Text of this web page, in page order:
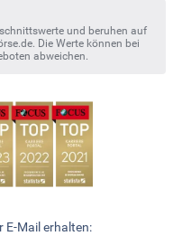
und beruhen auf
Die Werte können bei
abweichen.
E-Mail erhalten: